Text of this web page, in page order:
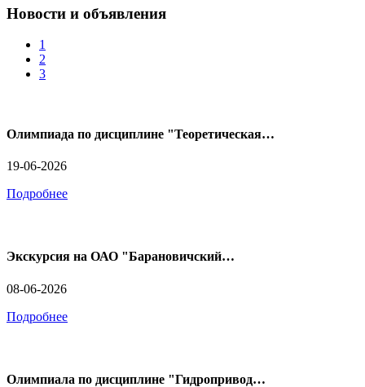
Новости и объявления
1
2
3
Олимпиада по дисциплине "Теоретическая…
19-06-2026
Подробнее
Экскурсия на ОАО "Барановичский…
08-06-2026
Подробнее
Олимпиала по дисциплине "Гидропривод…